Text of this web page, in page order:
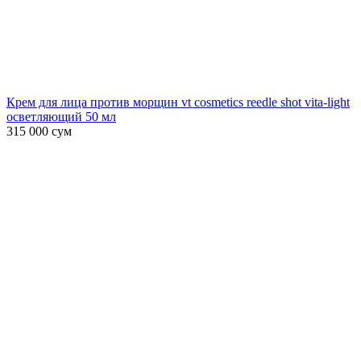
Крем для лица против морщин vt cosmetics reedle shot vita-light
осветляющий 50 мл
315 000 сум